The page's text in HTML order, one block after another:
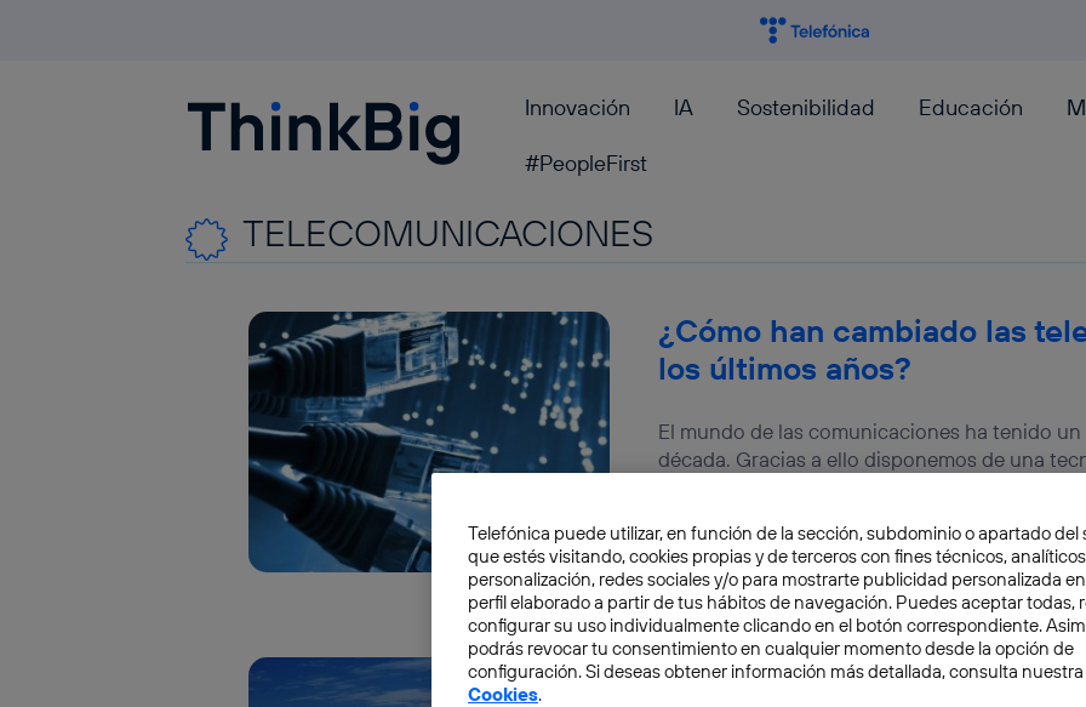
Blogthinkbig.com Innovación IA Sostenibilidad Educación
#PeopleFirst
TELECOMUNICACIONES
¿Cómo han cambiado las
los últimos años?
El mundo de las comunicaciones ha tenido
década. Gracias a ello disponemos de una
Los Loons de Google
Telefónica puede utilizar, en función de la sección, subdominio o apartado del
que estés visitando, cookies propias y de terceros con fines técnicos,
personalización, redes sociales y/o para mostrarte publicidad personalizada
perfil elaborado a partir de tus hábitos de navegación. Puedes aceptar todas,
configurar su uso individualmente clicando en el botón correspondiente.
podrás revocar tu consentimiento en cualquier momento desde la opción de
configuración. Si deseas obtener información más detallada, consulta nuestra
Cookies.